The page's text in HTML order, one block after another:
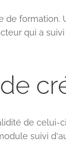
de formation.
qui a suivi
de celui-
suivi